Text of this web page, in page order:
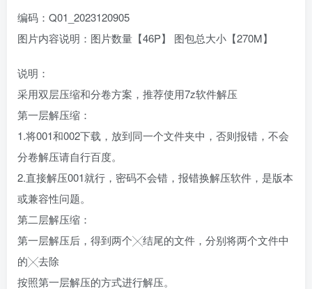
编码：Q01_2023120905
图片内容说明：图片数量【46P】 图包总大小【270M】
说明：
采用双层压缩和分卷方案，推荐使用7z软件解压
第一层解压缩：
1.将001和002下载，放到同一个文件夹中，否则报错，不会
分卷解压请自行百度。
2.直接解压001就行，密码不会错，报错换解压软件，是版本
或兼容性问题。
第二层解压缩：
第一层解压后，得到两个╳结尾的文件，分别将两个文件中
的╳去除
按照第一层解压的方式进行解压。